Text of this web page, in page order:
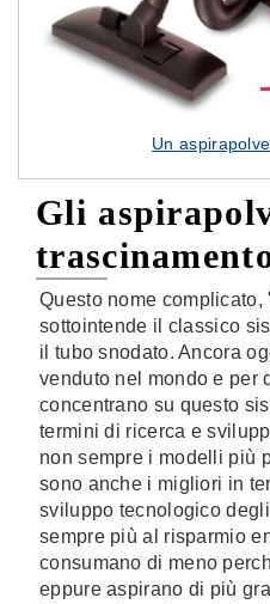
Un
Gli
Questo nome complicato,
sottointende il classico
il tubo snodato. Ancora
venduto nel mondo e per
concentrano su questo
termini di ricerca e
non sempre i modelli più
sono anche i migliori in
sviluppo tecnologico
sempre più al risparmio
consumano di meno
eppure aspirano di più